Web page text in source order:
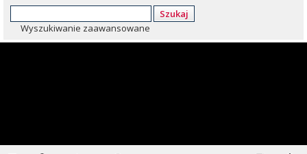
Szukaj
Wyszukiwanie zaawansowane